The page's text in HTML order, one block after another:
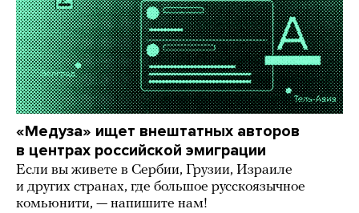
«Медуза» ищет внештатных авторов
в центрах российской эмиграции
Если вы живете в Сербии, Грузии, Израиле
и других странах, где большое русскоязычное
комьюнити, — напишите нам!